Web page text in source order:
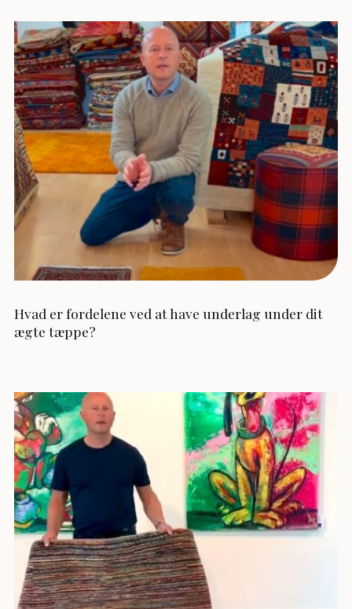
Hvad er fordelene ved at have underlag under dit
ægte tæppe?